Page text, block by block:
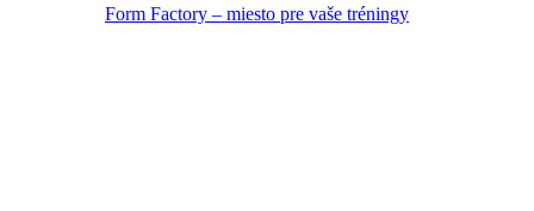
Form Factory – miesto pre vaše tréningy